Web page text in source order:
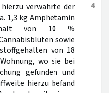
4
verwahrte der
1,3 kg Amphetamin
von 10 %
sowie
von 18
wo sie bei
gefunden und
hierzu befand